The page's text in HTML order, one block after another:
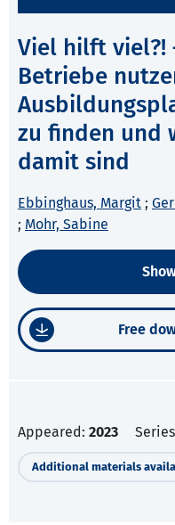
Viel hilft viel?!
Betriebe
zu finden und
damit sind
Ebbinghaus, Margit ;
; Mohr, Sabine
Free
Appeared: 2023
Additional materials